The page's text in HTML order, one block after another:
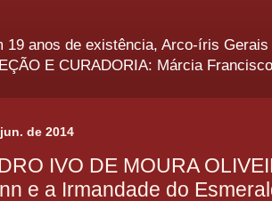
19 anos de existência, Arco-íris
E CURADORIA: Márcia
de 2014
IVO DE MOURA
e a Irmandade do